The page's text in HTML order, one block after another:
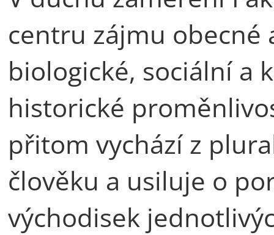
centru zájmu obecné
biologické, sociální a
historické
přitom vychází z
člověku a usiluje o
východisek